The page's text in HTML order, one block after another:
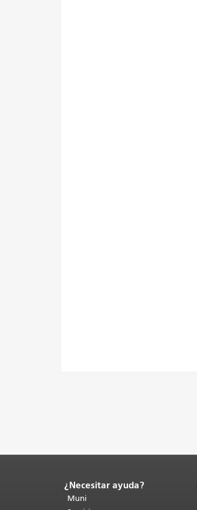
Fin
del
¿Necesitar ayuda?
Muni